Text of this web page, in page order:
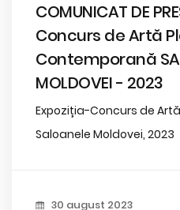
COMUNICAT DE
Concurs de Artă
Contemporană
MOLDOVEI - 2023
Expoziția-Concurs de
Saloanele Moldovei, 2023
30 august 2023